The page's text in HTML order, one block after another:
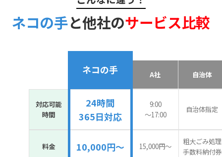
ネコの手と他社のサービス比較
ネコの手 A社 自治体
対応可能
時間
24時間
365日対応
9:00
〜17:00
自治体指定
料金 10,000円～ 15,000円〜
粗大ごみ処理
手数料納付券